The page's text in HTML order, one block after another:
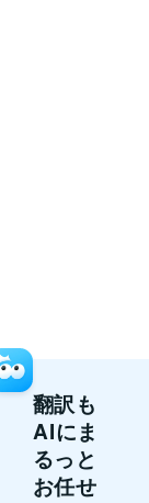
翻訳も
AIにま
るっと
お任せ